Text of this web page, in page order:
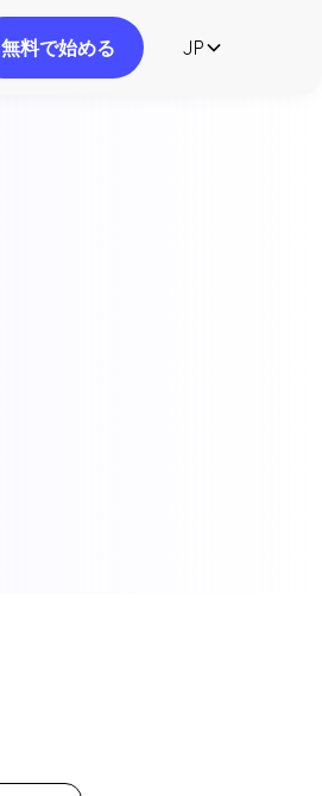
無料で始める JP